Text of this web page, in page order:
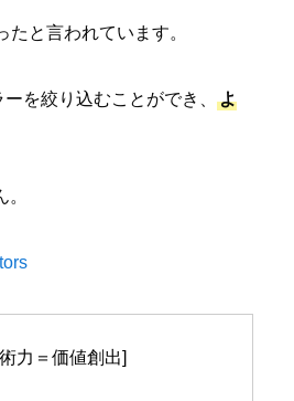
と言われています。
を絞り込むことができ、
よ
力＝価値創出]